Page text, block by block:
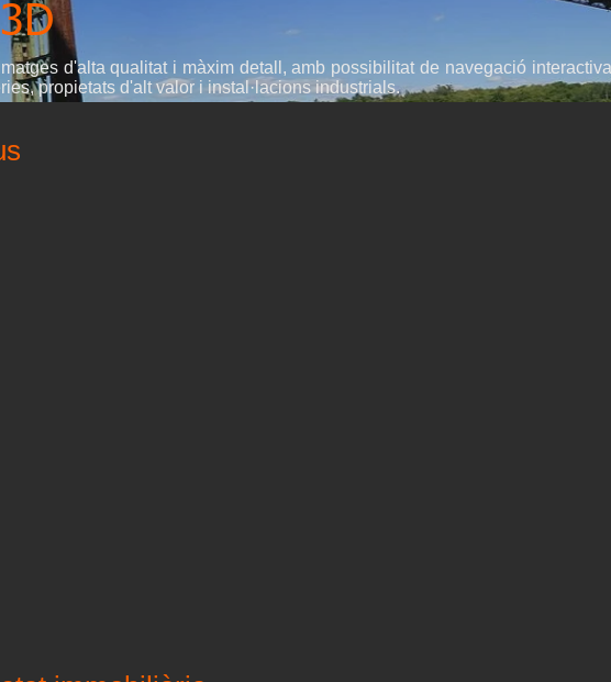
d'alta qualitat i màxim detall, amb possibilitat de navegació
propietats d'alt valor i instal·lacions industrials.